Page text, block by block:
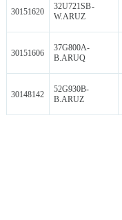
30151620
32U721SB-
W.ARUZ
30151606
37G800A-
B.ARUQ
30148142
52G930B-
B.ARUZ